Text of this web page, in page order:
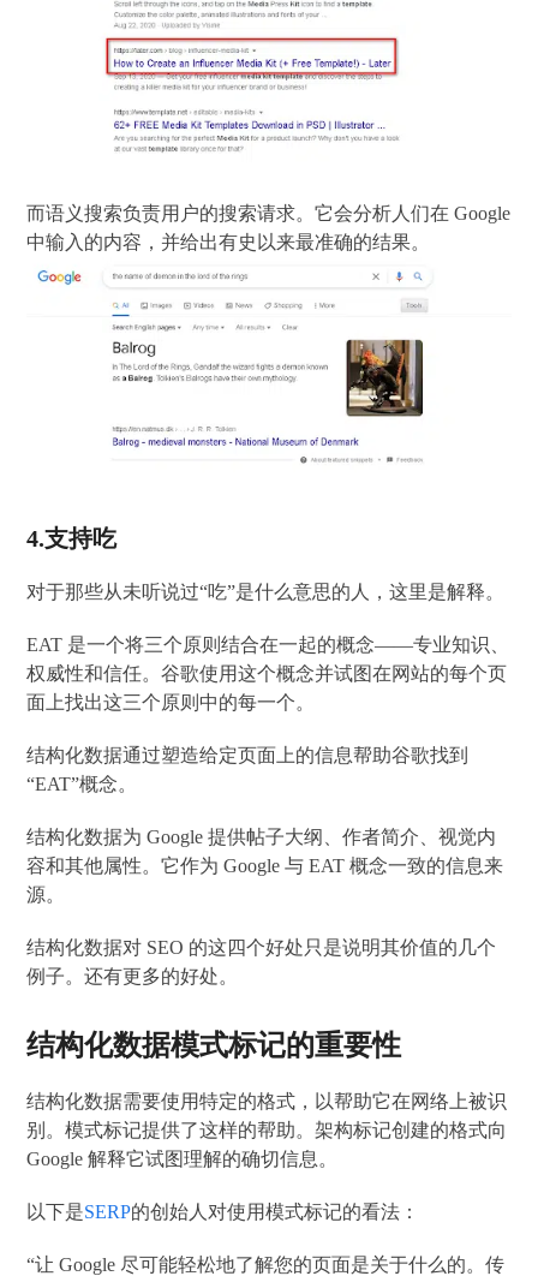
而语义搜索负责用户的搜索请求。它会分析人们在 Google
中输入的内容，并给出有史以来最准确的结果。
4.支持吃
对于那些从未听说过“吃”是什么意思的人，这里是解释。
EAT 是一个将三个原则结合在一起的概念——专业知识、
权威性和信任。谷歌使用这个概念并试图在网站的每个页
面上找出这三个原则中的每一个。
结构化数据通过塑造给定页面上的信息帮助谷歌找到
“EAT”概念。
结构化数据为 Google 提供帖子大纲、作者简介、视觉内
容和其他属性。它作为 Google 与 EAT 概念一致的信息来
源。
结构化数据对 SEO 的这四个好处只是说明其价值的几个
例子。还有更多的好处。
结构化数据模式标记的重要性
结构化数据需要使用特定的格式，以帮助它在网络上被识
别。模式标记提供了这样的帮助。架构标记创建的格式向
Google 解释它试图理解的确切信息。
以下是SERP的创始人对使用模式标记的看法：
“让 Google 尽可能轻松地了解您的页面是关于什么的。传